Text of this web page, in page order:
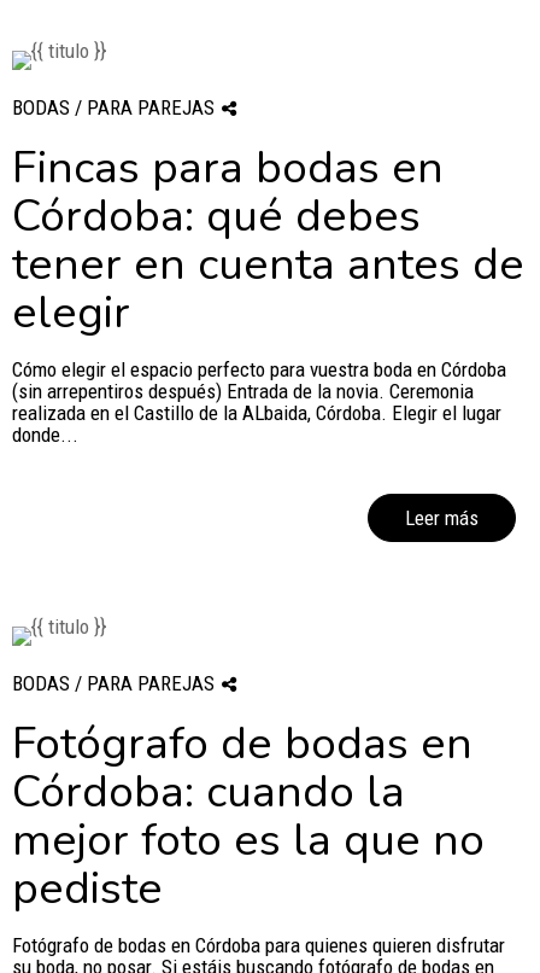
BODAS / PARA PAREJAS
Fincas para bodas en
Córdoba: qué debes
tener en cuenta antes de
elegir
Cómo elegir el espacio perfecto para vuestra boda en Córdoba
(sin arrepentiros después) Entrada de la novia. Ceremonia
realizada en el Castillo de la ALbaida, Córdoba. Elegir el lugar
donde...
Leer más
BODAS / PARA PAREJAS
Fotógrafo de bodas en
Córdoba: cuando la
mejor foto es la que no
pediste
Fotógrafo de bodas en Córdoba para quienes quieren disfrutar
su boda, no posar. Si estáis buscando fotógrafo de bodas en